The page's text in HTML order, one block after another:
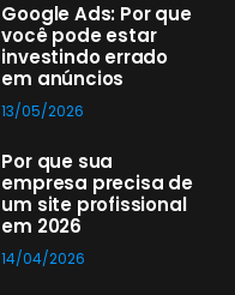
Google Ads: Por que
você pode estar
investindo errado
em anúncios
13/05/2026
Por que sua
empresa precisa de
um site profissional
em 2026
14/04/2026